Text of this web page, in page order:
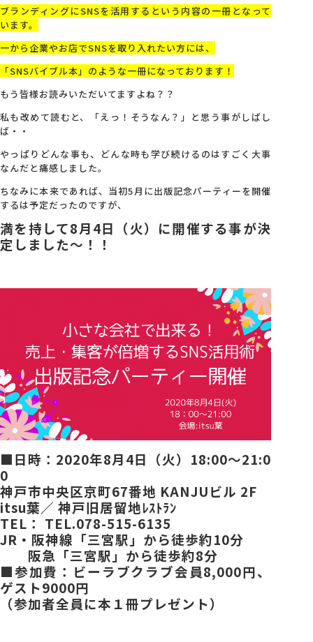
ブランディングにSNSを活用するという内容の一冊となって
います。
一から企業やお店でSNSを取り入れたい方には、
「SNSバイブル本」のような一冊になっております！
もう皆様お読みいただいてますよね？？
私も改めて読むと、「えっ！そうなん？」と思う事がしばし
ば・・
やっぱりどんな事も、どんな時も学び続けるのはすごく大事
なんだと痛感しました。
ちなみに本来であれば、当初5月に出版記念パーティーを開催
するは予定だったのですが、
満を持して8月4日（火）に開催する事が決
定しました～！！
■日時：2020年8月4日（火）18:00～21:0
0
神戸市中央区京町67番地 KANJUビル 2F
itsu葉／ 神戸旧居留地ﾚｽﾄﾗﾝ
TEL： TEL.078-515-6135
JR・阪神線「三宮駅」から徒歩約10分
阪急「三宮駅」から徒歩約8分
■参加費：ビーラブクラブ会員8,000円、
ゲスト9000円
（参加者全員に本１冊プレゼント）